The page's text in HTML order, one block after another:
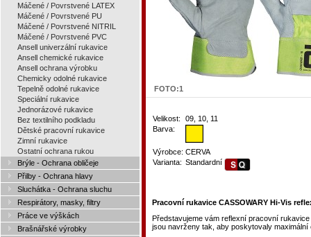
Máčené / Povrstvené LATEX
Máčené / Povrstvené PU
Máčené / Povrstvené NITRIL
Máčené / Povrstvené PVC
Ansell univerzální rukavice
Ansell chemické rukavice
Ansell ochrana výrobku
Chemicky odolné rukavice
Tepelně odolné rukavice
Speciální rukavice
Jednorázové rukavice
Bez textilního podkladu
Dětské pracovní rukavice
Zimní rukavice
Ostatní ochrana rukou
Brýle - Ochrana obličeje
Přilby - Ochrana hlavy
Sluchátka - Ochrana sluchu
Respirátory, masky, filtry
Práce ve výškách
Brašnářské výrobky
FOTO:1
Velikost:
09, 10, 11
Barva:
Výrobce: CERVA
Varianta: Standardní
Pracovní rukavice CASSOWARY Hi-Vis
Představujeme vám reflexní pracovní
jsou navrženy tak, aby poskytovaly